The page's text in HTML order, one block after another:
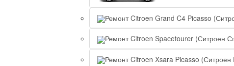
Ремонт Citroen Grand C4 Picasso
Ремонт Citroen Spacetourer (Ситроен
Ремонт Citroen Xsara Picasso (Ситроен